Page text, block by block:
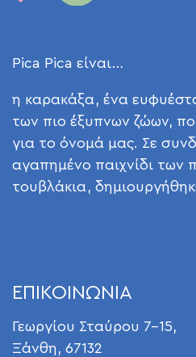
Pica Pica είναι…
η καρακάξα, ένα
των πιο έξυπνων ζώων,
για το όνομά μας. Σε
αγαπημένο παιχνίδι των
τουβλάκια,
ΕΠΙΚΟΙΝΩΝΙΑ
Γεωργίου Σταύρου 7-15,
Ξάνθη, 67132